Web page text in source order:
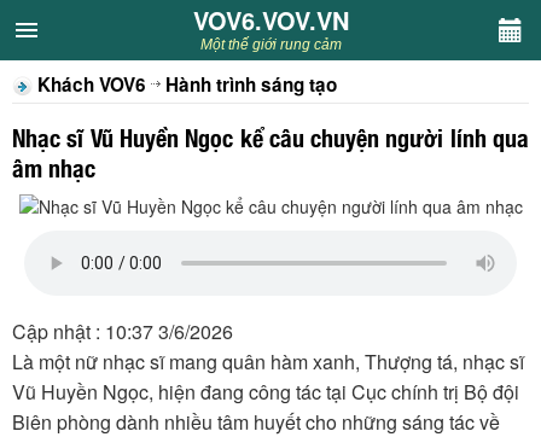
VOV6.VOV.VN
CHUYÊN MỤC
Khách VOV6
Văn học
Sân khấu
Thiếu nhi
VOV6.VOV.VN
Một thế giới rung cảm
Khách VOV6 Hành trình sáng tạo
Nhạc sĩ Vũ Huyền Ngọc kể câu chuyện người lính qua
âm nhạc
Cập nhật : 10:37 3/6/2026
Là một nữ nhạc sĩ mang quân hàm xanh, Thượng tá, nhạc sĩ
Vũ Huyền Ngọc, hiện đang công tác tại Cục chính trị Bộ đội
Biên phòng dành nhiều tâm huyết cho những sáng tác về